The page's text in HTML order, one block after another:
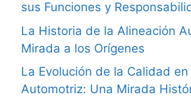
sus Funciones y
La Historia de la Alineación
Mirada a los Orígenes
La Evolución de la Calidad
Automotriz: Una Mirada